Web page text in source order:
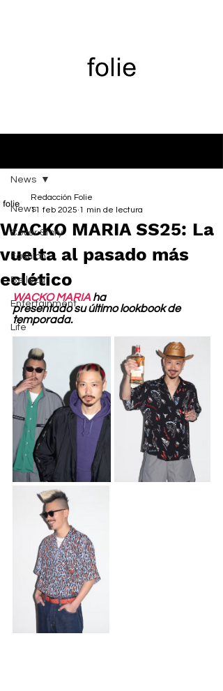
News
Cover Story
Fashion
Belleza
Entertainment
Life
News
WACKO MARIA SS25: La
vuelta al pasado más
eclético
Redacción Folie
11 feb 2025 1 min de lectura
WACKO MARIA ha
presentado su último lookbook de
temporada.